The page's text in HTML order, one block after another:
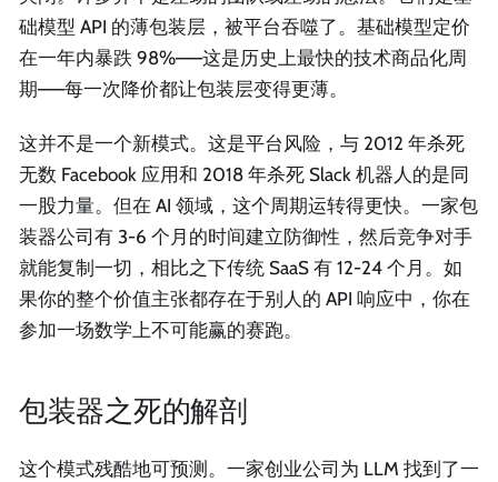
础模型 API 的薄包装层，被平台吞噬了。基础模型定价
在一年内暴跌 98%——这是历史上最快的技术商品化周
期——每一次降价都让包装层变得更薄。
这并不是一个新模式。这是平台风险，与 2012 年杀死
无数 Facebook 应用和 2018 年杀死 Slack 机器人的是同
一股力量。但在 AI 领域，这个周期运转得更快。一家包
装器公司有 3-6 个月的时间建立防御性，然后竞争对手
就能复制一切，相比之下传统 SaaS 有 12-24 个月。如
果你的整个价值主张都存在于别人的 API 响应中，你在
参加一场数学上不可能赢的赛跑。
包装器之死的解剖
这个模式残酷地可预测。一家创业公司为 LLM 找到了一